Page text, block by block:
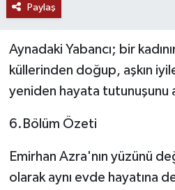
Paylaş
Aynadaki Yabancı; bir
küllerinden doğup, aşkın
yeniden hayata tutunuşunu
6.Bölüm Özeti
Emirhan Azra'nın yüzünü
olarak aynı evde hayatına